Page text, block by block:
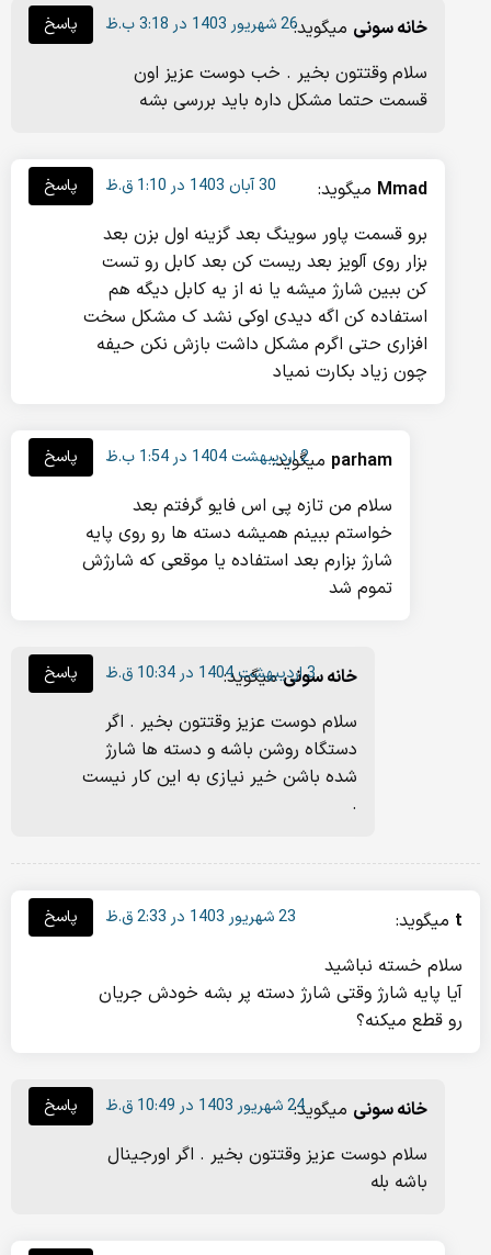
خانه سونی میگوید:
سلام وقتتون بخیر . خب دوست عزیز اون
قسمت حتما مشکل داره باید بررسی بشه
26 شهریور 1403 در 3:18 ب.ظ پاسخ
Mmad میگوید:
برو قسمت پاور سوینگ بعد گزینه اول بزن بعد
بزار روی آلویز بعد ریست کن بعد کابل رو تست
کن ببین شارژ میشه یا نه از یه کابل دیگه هم
استفاده کن اگه دیدی اوکی نشد ک مشکل سخت
افزاری حتی اگرم مشکل داشت بازش نکن حیفه
چون زیاد بکارت نمیاد
30 آبان 1403 در 1:10 ق.ظ پاسخ
parham میگوید:
سلام من تازه پی اس فایو گرفتم بعد
خواستم ببینم همیشه دسته ها رو روی پایه
شارژ بزارم بعد استفاده یا موقعی که شارژش
تموم شد
2 اردیبهشت 1404 در 1:54 ب.ظ پاسخ
خانه سونی میگوید:
سلام دوست عزیز وقتتون بخیر . اگر
دستگاه روشن باشه و دسته ها شارژ
شده باشن خیر نیازی به این کار نیست
.
3 اردیبهشت 1404 در 10:34 ق.ظ پاسخ
t میگوید:
سلام خسته نباشید
آیا پایه شارژ وقتی شارژ دسته پر بشه خودش جریان
رو قطع میکنه؟
23 شهریور 1403 در 2:33 ق.ظ پاسخ
خانه سونی میگوید:
سلام دوست عزیز وقتتون بخیر . اگر اورجینال
باشه بله
24 شهریور 1403 در 10:49 ق.ظ پاسخ